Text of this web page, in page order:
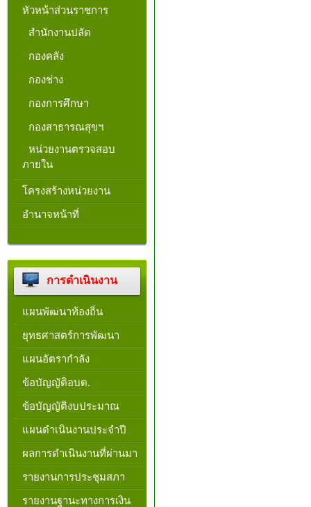
หัวหน้าส่วนราชการ
สำนักงานปลัด
กองคลัง
กองช่าง
กองการศึกษา
กองสาธารณสุขฯ
หน่วยงานตรวจสอบ
ภายใน
โครงสร้างหน่วยงาน​
อำนาจหน้าที่
การดำเนินงาน
แผนพัฒนาท้องถิ่น
ยุทธศาสตร์การพัฒนา
แผนอัตรากำลัง
ข้อบัญญัติอบต.
ข้อบัญญัติงบประมาณ
แผนดำเนินงานประจำปี
ผลการดำเนินงานที่ผ่านมา
รายงานการประชุมสภา
รายงานฐานะทางการเงิน